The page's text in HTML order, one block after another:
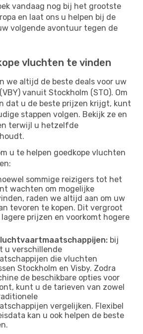
vandaag nog bij het grootste
en laat ons u helpen bij de
volgende avontuur tegen de
vluchten te vinden
we altijd de beste deals voor uw
vanuit Stockholm (STO). Om
dat u de beste prijzen krijgt, kunt
stappen volgen. Bekijk ze en
terwijl u hetzelfde
u te helpen goedkope vluchten
sommige reizigers tot het
wachten om mogelijke
raden we altijd aan om uw
tevoren te kopen. Dit vergroot
lagere prijzen en voorkomt hogere
bij
u verschillende
die vluchten
Stockholm en Visby. Zodra
de beschikbare opties voor
kunt u de tarieven van zowel
vergelijken. Flexibel
kan u ook helpen de beste